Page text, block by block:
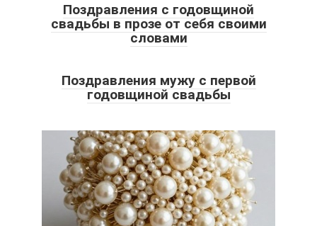
Поздравления с годовщиной
свадьбы в прозе от себя своими
словами
Поздравления мужу с первой
годовщиной свадьбы